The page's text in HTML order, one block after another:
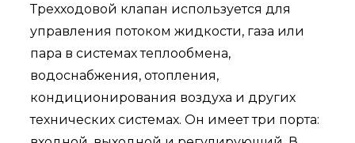
Трехходовой клапан используется для
управления потоком жидкости, газа или
пара в системах теплообмена,
водоснабжения, отопления,
кондиционирования воздуха и других
технических системах. Он имеет три порта: